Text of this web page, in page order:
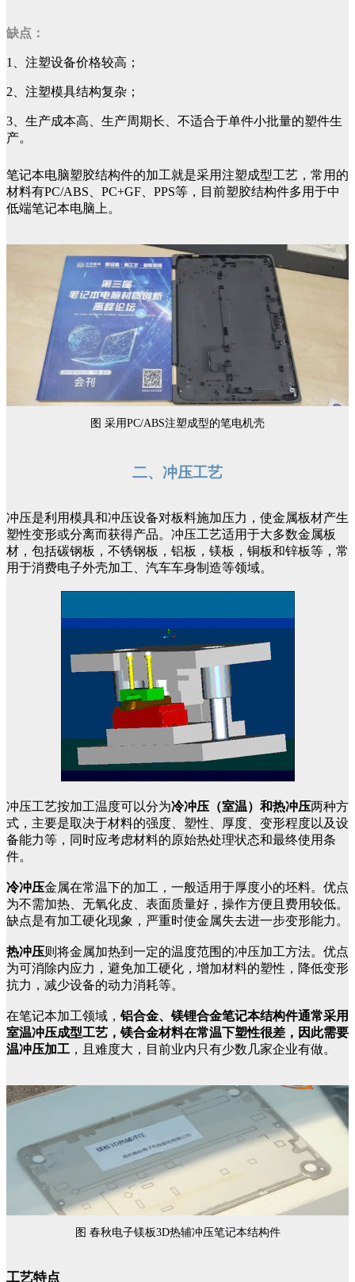
缺点：
1、注塑设备价格较高；
2、注塑模具结构复杂；
3、生产成本高、生产周期长、不适合于单件小批量的塑件生
产。
笔记本电脑塑胶结构件的加工就是采用注塑成型工艺，常用的
材料有PC/ABS、PC+GF、PPS等，目前塑胶结构件多用于中
低端笔记本电脑上。
图 采用PC/ABS注塑成型的笔电机壳
二、冲压工艺
冲压是利用模具和冲压设备对板料施加压力，使金属板材产生
塑性变形或分离而获得产品。冲压工艺适用于大多数金属板
材，包括碳钢板，不锈钢板，铝板，镁板，铜板和锌板等，常
用于消费电子外壳加工、汽车车身制造等领域。
冲压工艺按加工温度可以分为冷冲压（室温）和热冲压两种方
式，主要是取决于材料的强度、塑性、厚度、变形程度以及设
备能力等，同时应考虑材料的原始热处理状态和最终使用条
件。
冷冲压金属在常温下的加工，一般适用于厚度小的坯料。优点
为不需加热、无氧化皮、表面质量好，操作方便且费用较低。
缺点是有加工硬化现象，严重时使金属失去进一步变形能力。
热冲压则将金属加热到一定的温度范围的冲压加工方法。优点
为可消除内应力，避免加工硬化，增加材料的塑性，降低变形
抗力，减少设备的动力消耗等。
在笔记本加工领域，铝合金、镁锂合金笔记本结构件通常采用
室温冲压成型工艺，镁合金材料在常温下塑性很差，因此需要
温冲压加工 ，且难度大，目前业内只有少数几家企业有做。
图 春秋电子镁板3D热辅冲压笔记本结构件
工艺特点